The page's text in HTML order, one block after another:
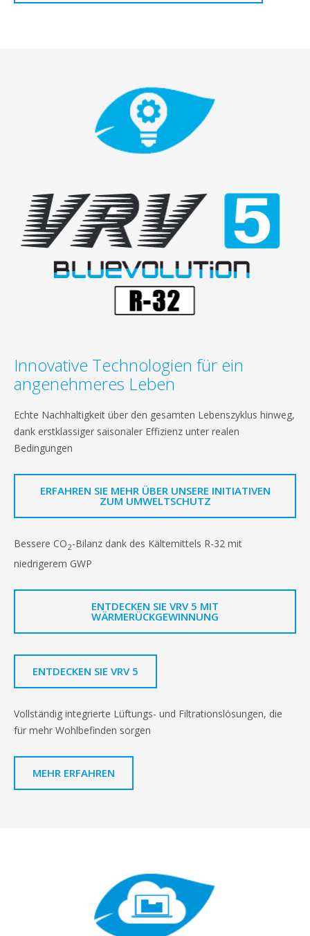
Innovative Technologien für ein
angenehmeres Leben
Echte Nachhaltigkeit über den gesamten Lebenszyklus hinweg,
dank erstklassiger saisonaler Effizienz unter realen
Bedingungen
ERFAHREN SIE MEHR ÜBER UNSERE INITIATIVEN
ZUM UMWELTSCHUTZ
Bessere CO2-Bilanz dank des Kältemittels R-32 mit
niedrigerem GWP
ENTDECKEN SIE VRV 5 MIT
WÄRMERÜCKGEWINNUNG
ENTDECKEN SIE VRV 5
Vollständig integrierte Lüftungs- und Filtrationslösungen, die
für mehr Wohlbefinden sorgen
MEHR ERFAHREN